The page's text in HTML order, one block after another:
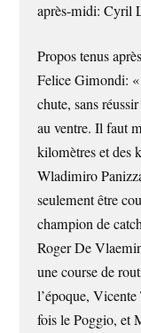
après-midi: Cyril
Propos tenus
Felice Gimondi: «
chute, sans
au ventre. Il faut
kilomètres et des
Wladimiro
seulement être
champion de
Roger De
une course de
l’époque,
fois le Poggio, et